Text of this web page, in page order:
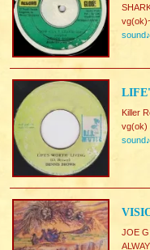
sound♪
Killer
vg(ok)
sound♪
JOE